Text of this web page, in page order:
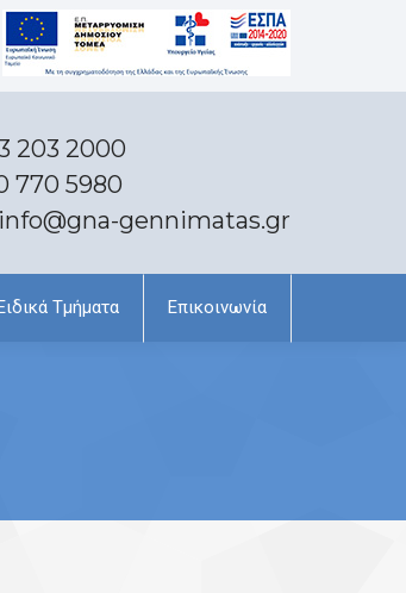
203 2000
770 5980
gennimatas.gr
Τμήματα Επικοινωνία